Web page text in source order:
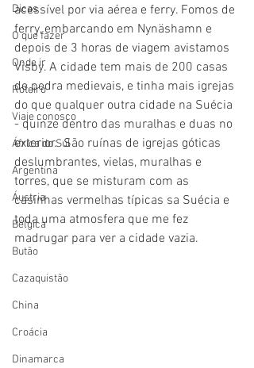
Dicas
O que fazer
Onde ir
Roteiro
Viaje conosco
África do Sul
Argentina
Áustria
Bélgica
Butão
Cazaquistão
China
Croácia
Dinamarca
acessível por via aérea e ferry. Fomos de
ferry, embarcando em Nynäshamn e
depois de 3 horas de viagem avistamos
Visby. A cidade tem mais de 200 casas
de pedra medievais, e tinha mais igrejas
do que qualquer outra cidade na Suécia
- quinze dentro das muralhas e duas no
exterior.  São ruínas de igrejas góticas
deslumbrantes, vielas, muralhas e
torres, que se misturam com as
casinhas vermelhas típicas sa Suécia e
toda uma atmosfera que me fez
madrugar para ver a cidade vazia.